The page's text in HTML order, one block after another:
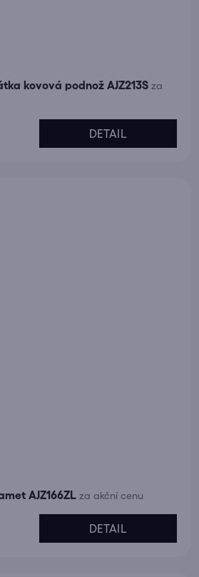
kovová podnož AJZ213S za
DETAIL
AJZ166ZL za akční cenu
DETAIL